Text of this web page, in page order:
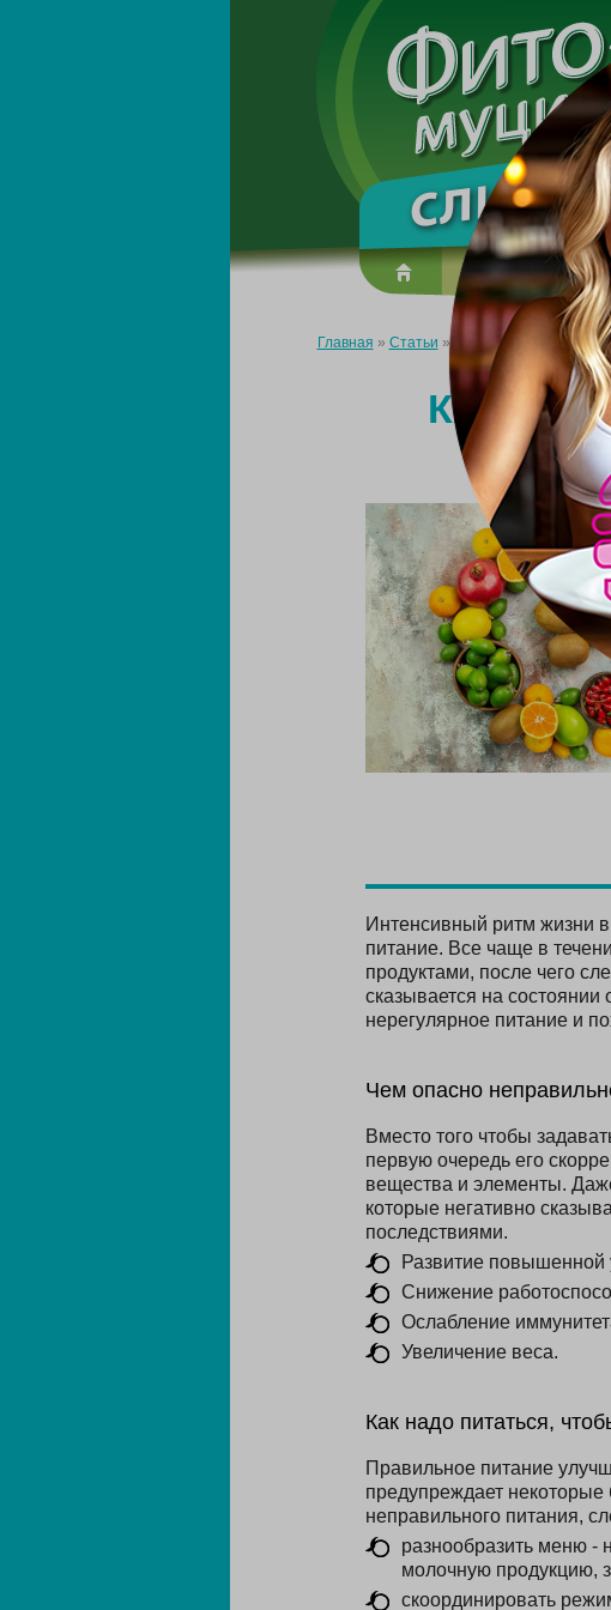
О препарате
Главная » Статьи »Как похудеть при
КАК
Интенсивный ритм жизни
питание. Все чаще в
продуктами, после чего
сказывается на состоянии
нерегулярное питание и
Чем опасно
Вместо того чтобы
первую очередь его
вещества и элементы.
которые негативно
последствиями.
Развитие повышенной
Снижение
Ослабление
Увеличение веса.
Как надо питаться,
Правильное питание
предупреждает
неправильного питания,
разнообразить меню -
молочную продукцию,
скоординировать